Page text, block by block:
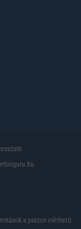
a piacon elérhető